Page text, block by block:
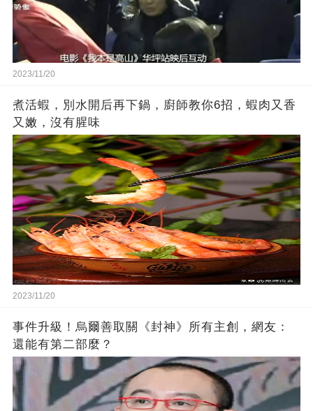
2023/11/20
煮活蝦，別水開后再下鍋，廚師教你6招，蝦肉又香
又嫩，沒有腥味
2023/11/20
事件升級！烏爾善取關《封神》所有主創，網友：
還能有第二部麼？